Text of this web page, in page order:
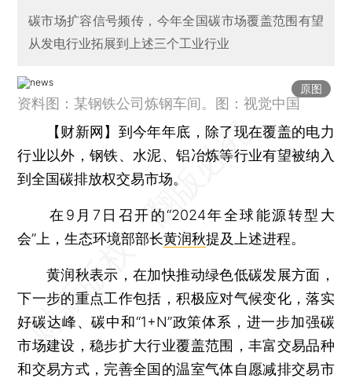
碳市场扩容信号频传，今年全国碳市场覆盖范围有望
从发电行业拓展到上述三个工业行业
原图
资料图：某钢铁公司炼钢车间。图：视觉中国
【财新网】 到今年年底，除了现在覆盖的电力
行业以外，钢铁、水泥、铝冶炼等行业有望被纳入
到全国碳排放权交易市场。
在9月7日召开的“2024年全球能源转型大
会”上，生态环境部部长黄润秋提及上述进程。
黄润秋表示，在加快推动绿色低碳发展方面，
下一步的重点工作包括，积极应对气候变化，落实
好碳达峰、碳中和“1+N”政策体系，进一步加强碳
市场建设，稳步扩大行业覆盖范围，丰富交易品种
和交易方式，完善全国的温室气体自愿减排交易市